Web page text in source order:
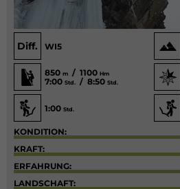
Diff. WI5
850 m / 1100 Hm
7:00 Std. / 8:50 Std.
1:00 Std.
KONDITION:
KRAFT:
ERFAHRUNG:
LANDSCHAFT: